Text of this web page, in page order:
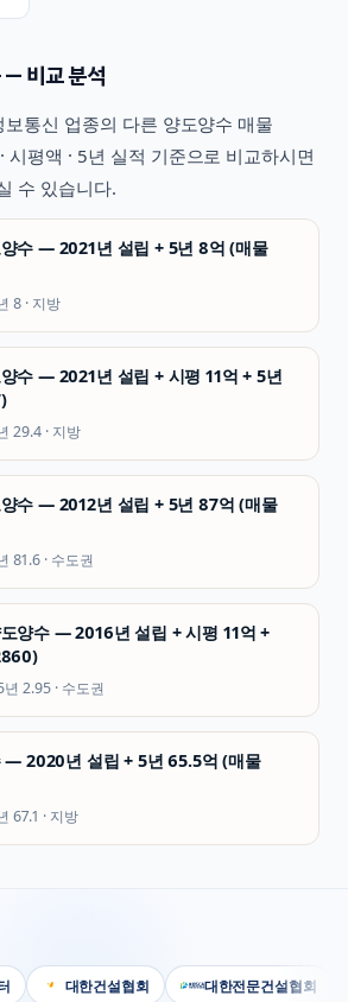
— 비교 분석
보통신 업종의 다른 양도양수 매물
시평액 · 5년 실적 기준으로 비교하시면
수 있습니다.
수 — 2021년 설립 + 5년 8억 (매물
8 · 지방
수 — 2021년 설립 + 시평 11억 + 5년
29.4· 지방
수 — 2012년 설립 + 5년 87억 (매물
81.6· 수도권
양수 — 2016년 설립 + 시평 11억 +
년2.95· 수도권
— 2020년 설립 + 5년 65.5억 (매물
67.1 · 지방
대한건설협회 대한전문건설협회